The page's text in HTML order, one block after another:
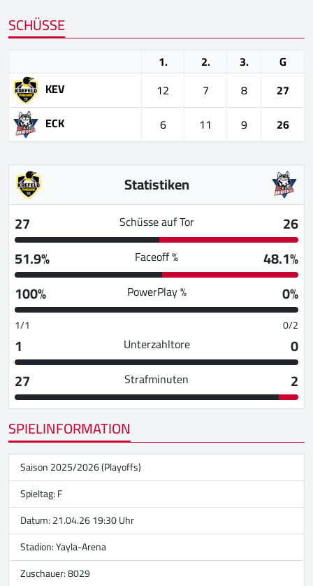
SCHÜSSE
1. 2. 3.
G
KEV
12 7 8
27
ECK
6 11 9 26
Statistiken
27
Schüsse auf Tor
26
51.9%
Faceoff %
48.1%
100%
PowerPlay % 0%
1/1 0/2
1 Unterzahltore
0
27
Strafminuten
2
SPIELINFORMATION
Saison 2025/2026 (Playoffs)
Spieltag: F
Datum: 21.04.26 19:30 Uhr
Stadion:Yayla-Arena
Zuschauer: 8029